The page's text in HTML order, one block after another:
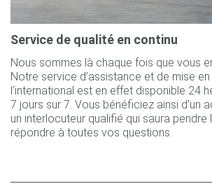
Service de qualité en continu
Nous sommes là chaque fois que vous
Notre service d’assistance et de mise
l’international est en effet disponible 24
7 jours sur 7. Vous bénéficiez ainsi d’un
un interlocuteur qualifié qui saura pendre
répondre à toutes vos questions.